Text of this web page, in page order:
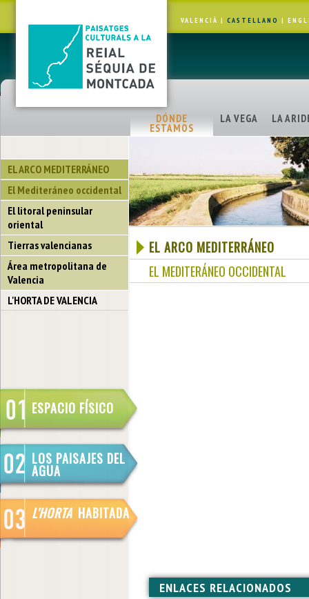
VALENCIÀ | CASTELLANO |
DÓNDE
ESTAMOS
LA VEGA LA
EL ARCO MEDITERRÁNEO
El Mediteráneo occidental
El litoral peninsular
oriental
Tierras valencianas
Área metropolitana de
Valencia
L'HORTA DE VALENCIA
ESPACIO FÍSICO
LOS PAISAJES DEL
AGUA
L'HORTA HABITADA
EL ARCO MEDITERRÁNEO
EL MEDITERÁNEO OCCIDENTAL
ENLACES RELACIONADOS